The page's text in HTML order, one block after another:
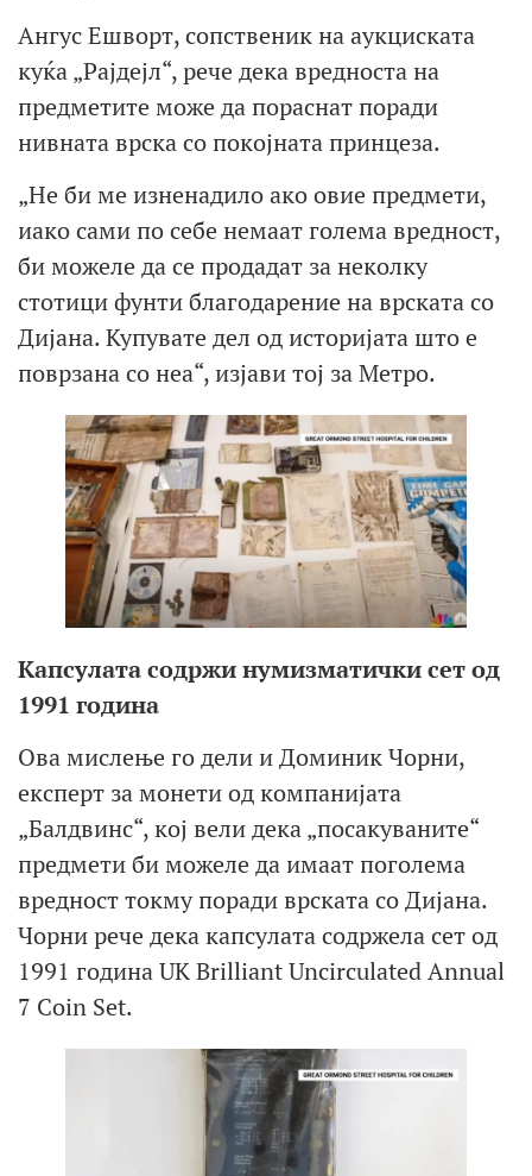
Ангус Ешворт, сопственик на аукциската
куќа „Рајдејл“, рече дека вредноста на
предметите може да пораснат поради
нивната врска со покојната принцеза.
„Не би ме изненадило ако овие предмети,
иако сами по себе немаат голема вредност,
би можеле да се продадат за неколку
стотици фунти благодарение на врската со
Дијана. Купувате дел од историјата што е
поврзана со неа“, изјави тој за Метро.
Капсулата содржи нумизматички сет од
1991 година
Ова мислење го дели и Доминик Чорни,
експерт за монети од компанијата
„Балдвинс“, кој вели дека „посакуваните“
предмети би можеле да имаат поголема
вредност токму поради врската со Дијана.
Чорни рече дека капсулата содржела сет од
1991 година UK Brilliant Uncirculated Annual
7 Coin Set.